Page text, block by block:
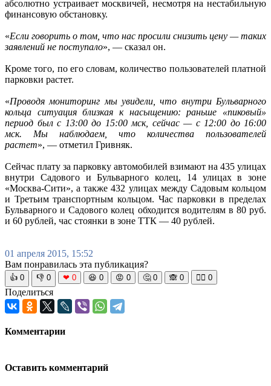
абсолютно устраивает москвичей, несмотря на нестабильную
финансовую обстановку.
«Если говорить о том, что нас просили снизить цену — таких
заявлений не поступало», — сказал он.
Кроме того, по его словам, количество пользователей платной
парковки растет.
«Проводя мониторинг мы увидели, что внутри Бульварного
кольца ситуация близкая к насыщению: раньше «пиковый»
период был с 13:00 до 15:00 мск, сейчас — с 12:00 до 16:00
мск. Мы наблюдаем, что количества пользователей
растет», — отметил Гривняк.
Сейчас плату за парковку автомобилей взимают на 435 улицах
внутри Садового и Бульварного колец, 14 улицах в зоне
«Москва-Сити», а также 432 улицах между Садовым кольцом
и Третьим транспортным кольцом. Час парковки в пределах
Бульварного и Садового колец обходится водителям в 80 руб.
и 60 рублей, час стоянки в зоне ТТК — 40 рублей.
01 апреля 2015, 15:52
Вам понравилась эта публикация?
👍 0 👎 0 ❤ 0 😆 0 😡 0 🤔 0 🙈 0 🧘‍♀️ 0
Поделиться
Комментарии
Оставить комментарий